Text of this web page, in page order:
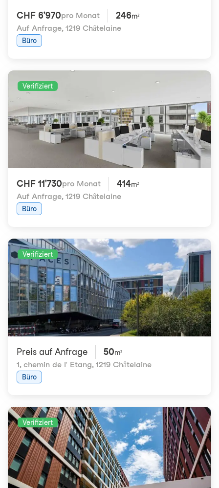
CHF 6'970pro Monat 246m²
Auf Anfrage, 1219 Châtelaine
Büro
Verifiziert
CHF 11'730pro Monat 414m²
Auf Anfrage, 1219 Châtelaine
Büro
Verifiziert
Preis auf Anfrage 50m²
1, chemin de l' Etang, 1219 Châtelaine
Büro
Verifiziert